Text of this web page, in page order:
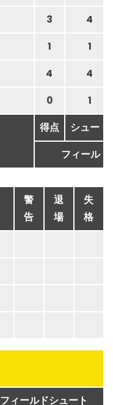
3 4
1 1
4 4
0 1
得点 シュート
フィール
警
告
退
場
失
格
フィールドシュート